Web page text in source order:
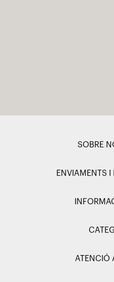
SOBRE
ENVIAMENTS
ATENCIÓ